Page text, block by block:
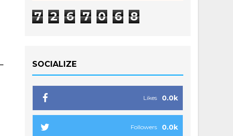
7 2 6 7 0 6 8
SOCIALIZE
0.0k
Likes
0.0k
Followers